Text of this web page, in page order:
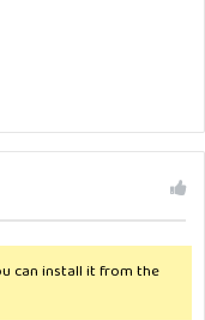
can install it from the